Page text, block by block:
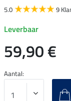
5.0 9
Leverbaar
59,90 €
Aantal: